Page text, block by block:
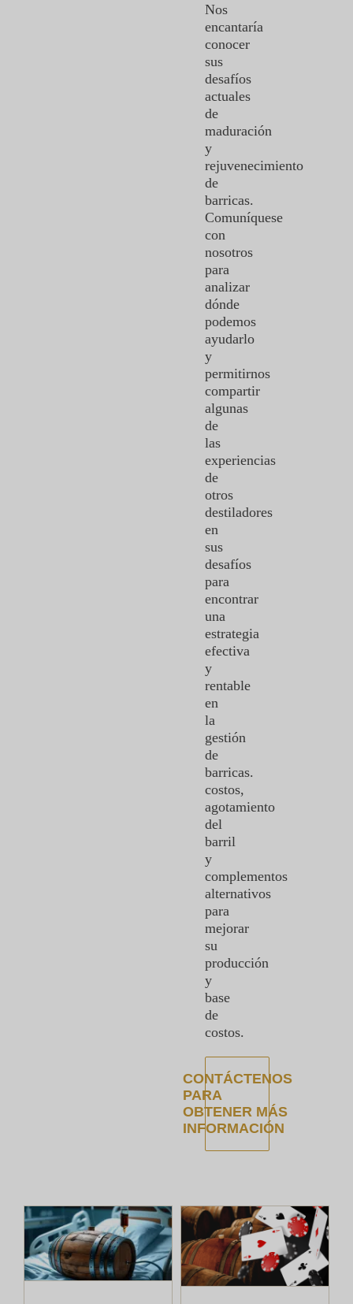
Nos
encantaría
conocer
sus
desafíos
actuales
de
maduración
y
rejuvenecimiento
de
barricas.
Comuníquese
con
nosotros
para
analizar
dónde
podemos
ayudarlo
y
permitirnos
compartir
algunas
de
las
experiencias
de
otros
destiladores
en
sus
desafíos
para
encontrar
una
estrategia
efectiva
y
rentable
en
la
gestión
de
barricas.
costos,
agotamiento
del
barril
y
complementos
alternativos
para
mejorar
su
producción
y
base
de
costos.
CONTÁCTENOS
PARA
OBTENER MÁS
INFORMACIÓN